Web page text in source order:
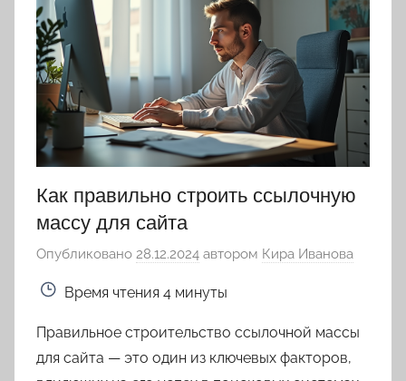
Как правильно строить ссылочную
массу для сайта
Опубликовано 28.12.2024 автором Кира Иванова
Время чтения 4 минуты
Правильное строительство ссылочной массы
для сайта — это один из ключевых факторов,